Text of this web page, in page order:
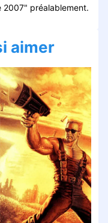
2007" préalablement.
aimer